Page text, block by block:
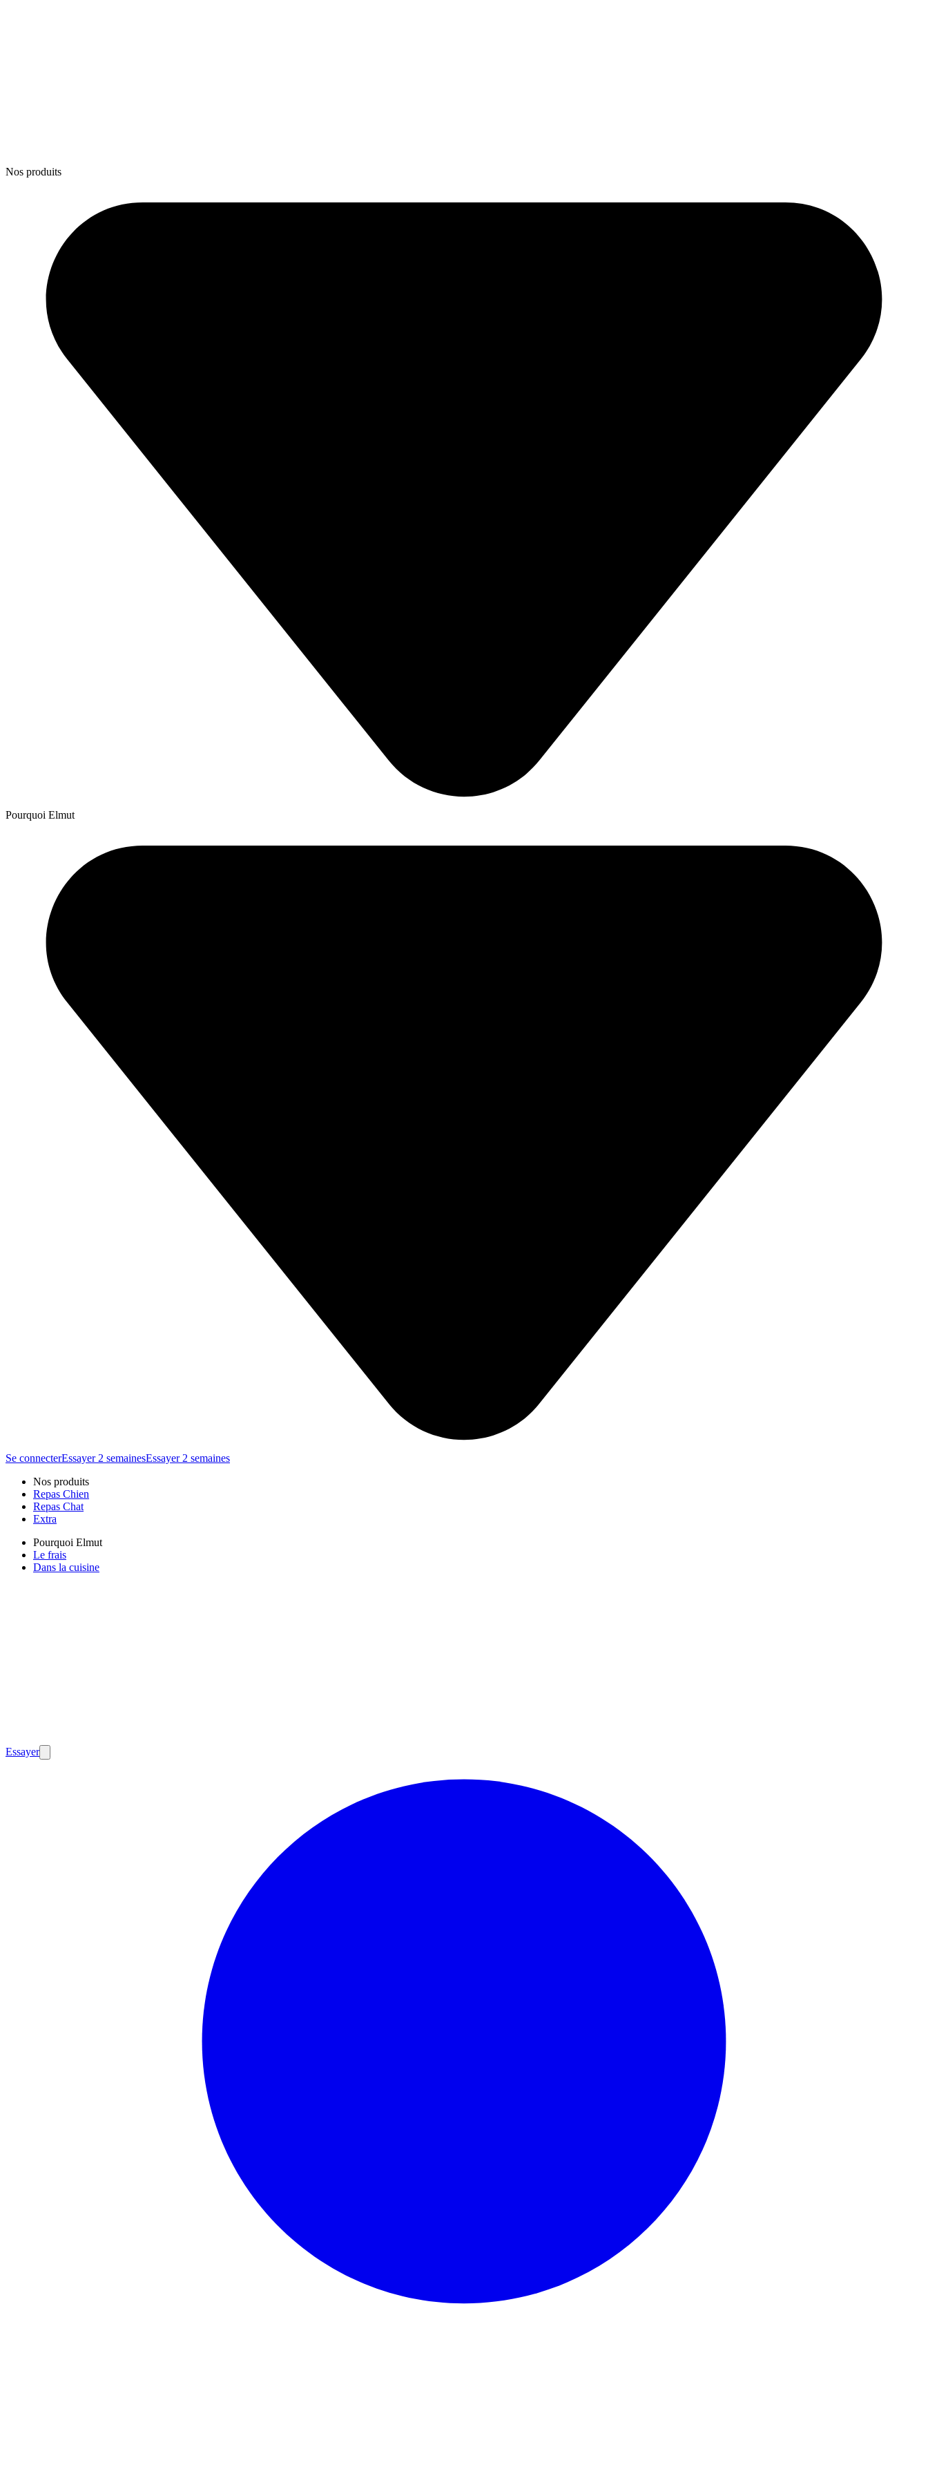
Nos produits
Pourquoi Elmut
Se connecterEssayer 2 semainesEssayer 2 semaines
Nos produits
Repas Chien
Repas Chat
Extra
Pourquoi Elmut
Le frais
Dans la cuisine
Essayer